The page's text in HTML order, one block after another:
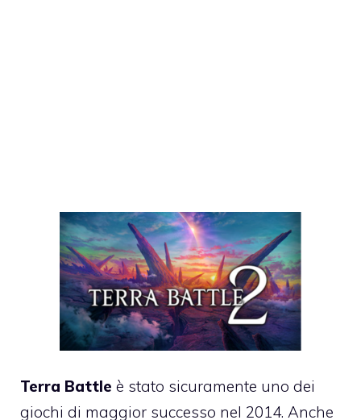
Terra Battle è stato sicuramente uno dei
giochi di maggior successo nel 2014. Anche